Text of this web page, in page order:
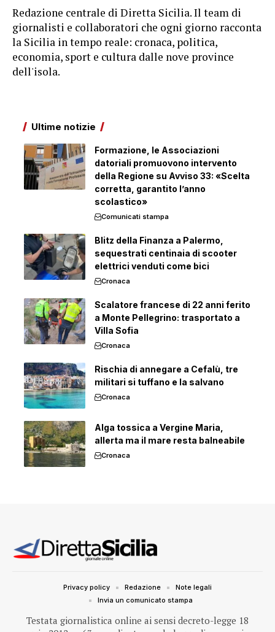
Redazione centrale di Diretta Sicilia. Il team di
giornalisti e collaboratori che ogni giorno racconta
la Sicilia in tempo reale: cronaca, politica,
economia, sport e cultura dalle nove province
dell'isola.
Ultime notizie
Formazione, le Associazioni
datoriali promuovono intervento
della Regione su Avviso 33: «Scelta
corretta, garantito l’anno
scolastico»
Comunicati stampa
Blitz della Finanza a Palermo,
sequestrati centinaia di scooter
elettrici venduti come bici
Cronaca
Scalatore francese di 22 anni ferito
a Monte Pellegrino: trasportato a
Villa Sofia
Cronaca
Rischia di annegare a Cefalù, tre
militari si tuffano e la salvano
Cronaca
Alga tossica a Vergine Maria,
allerta ma il mare resta balneabile
Cronaca
Testata giornalistica online ai sensi decreto-legge 18
Privacy policy Redazione
Note legali
Invia un comunicato stampa